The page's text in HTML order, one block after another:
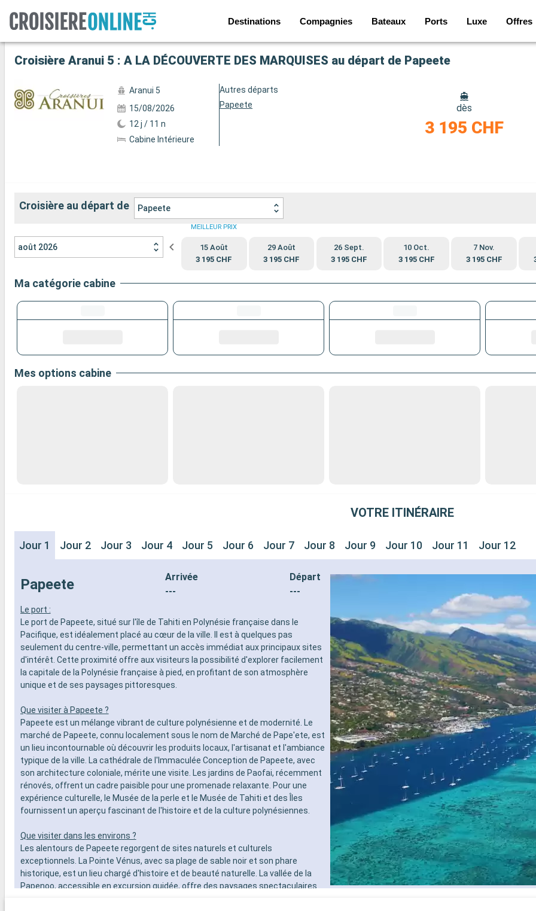
Destinations Compagnies Bateaux Ports Luxe Offres
Voir les 26 autres photos
Croisière Aranui 5 : A LA DÉCOUVERTE DES MARQUISES au départ de Papeete
Aranui 5
15/08/2026
12 j / 11 n
Cabine Intérieure
Autres départs
Papeete
dès
3 195 CHF
Croisière au départ de Papeete
août 2026
MEILLEUR PRIX
15 Août
3 195 CHF
29 Août
3 195 CHF
26 Sept.
3 195 CHF
10 Oct.
3 195 CHF
7 Nov.
3 195 CHF
Ma catégorie cabine
Mes options cabine
VOTRE ITINÉRAIRE
Jour 1 Jour 2 Jour 3 Jour 4 Jour 5 Jour 6 Jour 7 Jour 8 Jour 9 Jour 10 Jour 11 Jour 12
Papeete
Arrivée
---
Départ
---
Le port :
Le port de Papeete, situé sur l'île de Tahiti en Polynésie française dans le
Pacifique, est idéalement placé au cœur de la ville. Il est à quelques pas
seulement du centre-ville, permettant un accès immédiat aux principaux sites
d'intérêt. Cette proximité offre aux visiteurs la possibilité d'explorer facilement
la capitale de la Polynésie française à pied, en profitant de son atmosphère
unique et de ses paysages pittoresques.
Que visiter à Papeete ?
Papeete est un mélange vibrant de culture polynésienne et de modernité. Le
marché de Papeete, connu localement sous le nom de Marché de Pape'ete, est
un lieu incontournable où découvrir les produits locaux, l'artisanat et l'ambiance
typique de la ville. La cathédrale de l'Immaculée Conception de Papeete, avec
son architecture coloniale, mérite une visite. Les jardins de Paofai, récemment
rénovés, offrent un cadre paisible pour une promenade relaxante. Pour une
expérience culturelle, le Musée de la perle et le Musée de Tahiti et des Îles
fournissent un aperçu fascinant de l'histoire et de la culture polynésiennes.
Que visiter dans les environs ?
Les alentours de Papeete regorgent de sites naturels et culturels
exceptionnels. La Pointe Vénus, avec sa plage de sable noir et son phare
historique, est un lieu chargé d'histoire et de beauté naturelle. La vallée de la
Papenoo, accessible en excursion guidée, offre des paysages spectaculaires